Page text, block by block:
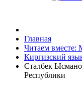
Главная
Читаем вместе:
Киргизский
Сталбек
Республики